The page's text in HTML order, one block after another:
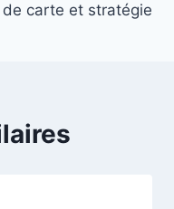
de carte et stratégie